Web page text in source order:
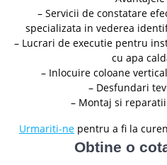
– Servicii de constatare
specializata in vederea
– Lucrari de executie pentru
cu apa
– Inlocuire coloane
– Desfundari
– Montaj si
Urmariti-ne pentru a fi la
Obtine o